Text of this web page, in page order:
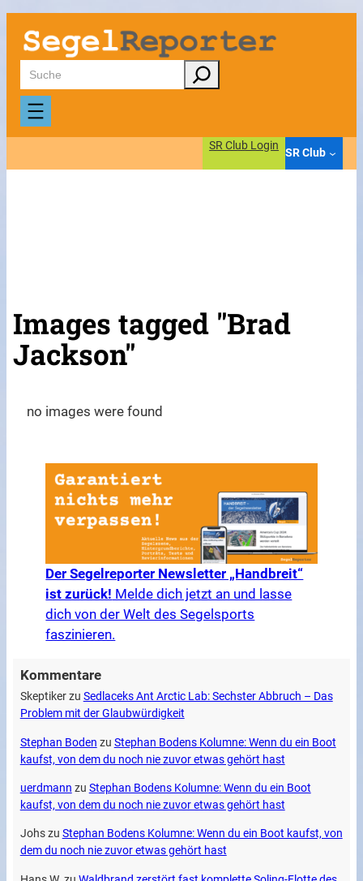
Suchen
SR Club Login
SR Club
Images tagged "Brad
Jackson"
no images were found
Der Segelreporter Newsletter „Handbreit“
ist zurück! Melde dich jetzt an und lasse
dich von der Welt des Segelsports
faszinieren.
Kommentare
Skeptikerzu Sedlaceks Ant Arctic Lab: Sechster Abbruch – Das
Problem mit der Glaubwürdigkeit
Stephan Boden zu Stephan Bodens Kolumne: Wenn du ein Boot
kaufst, von dem du noch nie zuvor etwas gehört hast
uerdmann zu Stephan Bodens Kolumne: Wenn du ein Boot
kaufst, von dem du noch nie zuvor etwas gehört hast
Johszu Stephan Bodens Kolumne: Wenn du ein Boot kaufst, von
dem du noch nie zuvor etwas gehört hast